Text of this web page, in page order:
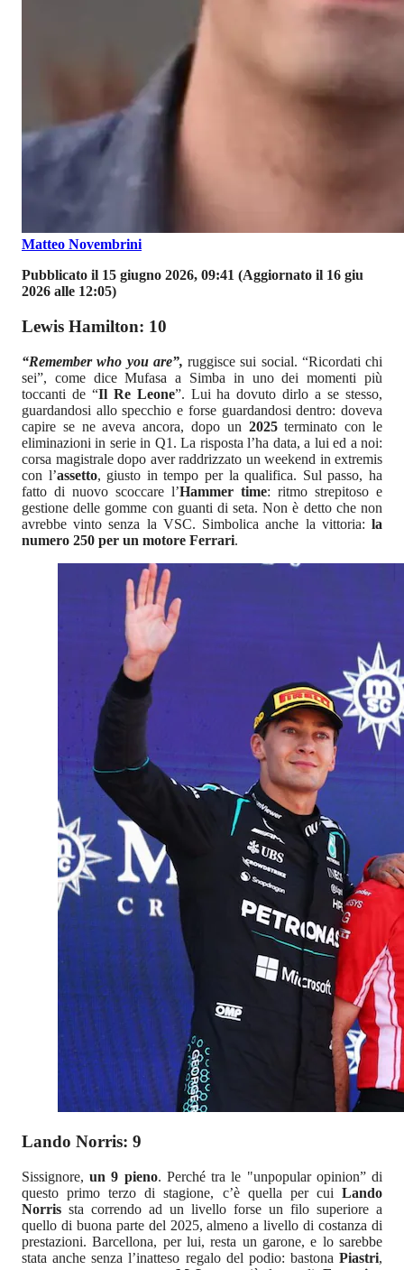
Matteo Novembrini
Pubblicato il 15 giugno 2026, 09:41 (Aggiornato il 16 giu
2026 alle 12:05)
Lewis Hamilton: 10
“Remember who you are”, ruggisce sui social. “Ricordati chi
sei”, come dice Mufasa a Simba in uno dei momenti più
toccanti de “Il Re Leone”. Lui ha dovuto dirlo a se stesso,
guardandosi allo specchio e forse guardandosi dentro: doveva
capire se ne aveva ancora, dopo un 2025terminato con le
eliminazioni in serie in Q1. La risposta l’ha data, a lui ed a noi:
corsa magistrale dopo aver raddrizzato un weekend in extremis
con l’assetto, giusto in tempo per la qualifica. Sul passo, ha
fatto di nuovo scoccare l’Hammer time: ritmo strepitoso e
gestione delle gomme con guanti di seta. Non è detto che non
avrebbe vinto senza la VSC. Simbolica anche la vittoria: la
numero 250 per un motore Ferrari.
Lando Norris: 9
Sissignore,un 9 pieno. Perché tra le "unpopular opinion” di
questo primo terzo di stagione, c’è quella per cui Lando
Norris sta correndo ad un livello forse un filo superiore a
quello di buona parte del 2025, almeno a livello di costanza di
prestazioni. Barcellona, per lui, resta un garone, e lo sarebbe
stata anche senza l’inatteso regalo del podio: bastona Piastri,